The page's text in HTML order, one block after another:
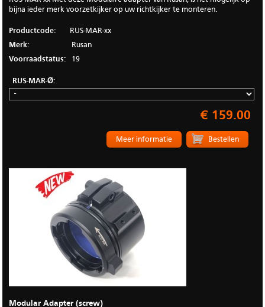
bijna ieder merk voorzetkijker op uw richtkijker te monteren.
Productcode:
RUS-MAR-xx
Merk:
Rusan
Voorraadstatus:
19
RUS-MAR-Ø:
€ 159.00
Meer informatie
Modular Adapter (screw)